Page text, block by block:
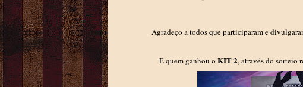
Agradeço a todos que participaram e
E quem ganhou o KIT 2, através do sorteio